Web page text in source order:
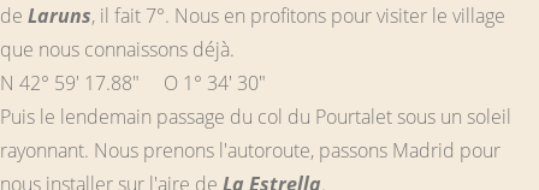
de Laruns, il fait 7°. Nous en profitons pour visiter le village
que nous connaissons déjà.
N 42° 59' 17.88" O 1° 34' 30"
Puis le lendemain passage du col du Pourtalet sous un soleil
rayonnant. Nous prenons l'autoroute, passons Madrid pour
nous installer sur l'aire de La Estrella.